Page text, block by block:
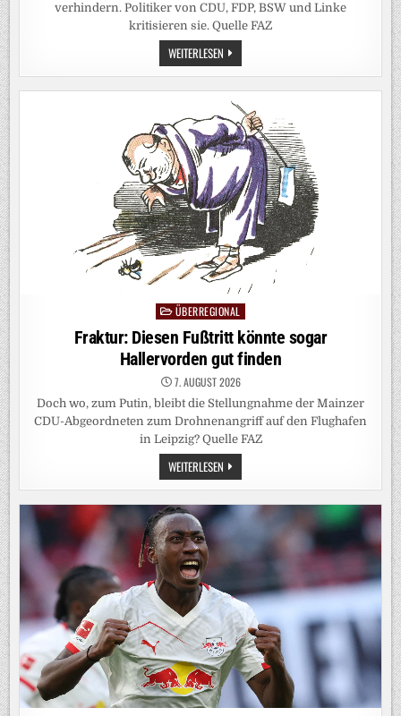
verhindern. Politiker von CDU, FDP, BSW und Linke
kritisieren sie. Quelle FAZ
WEITERLESEN „TAKTISCH
WÄHLEN
2026“:
IST
DAS
VERKAPPTE
WAHLWERBUNG?
PostedÜBERREGIONAL
Fraktur: Diesen Fußtritt könnte sogar
Hallervorden gut finden
7. AUGUST 2026
Doch wo, zum Putin, bleibt die Stellungnahme der Mainzer
CDU-Abgeordneten zum Drohnenangriff auf den Flughafen
in Leipzig? Quelle FAZ
WEITERLESEN FRAKTUR:
DIESEN
FUSSTRITT K
ÖNNTE S
OGAR H
ALLERVORDEN G
UT F